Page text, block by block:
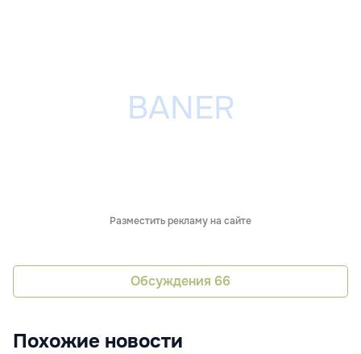
Разместить рекламу на сайте
Обсуждения 66
Похожие новости